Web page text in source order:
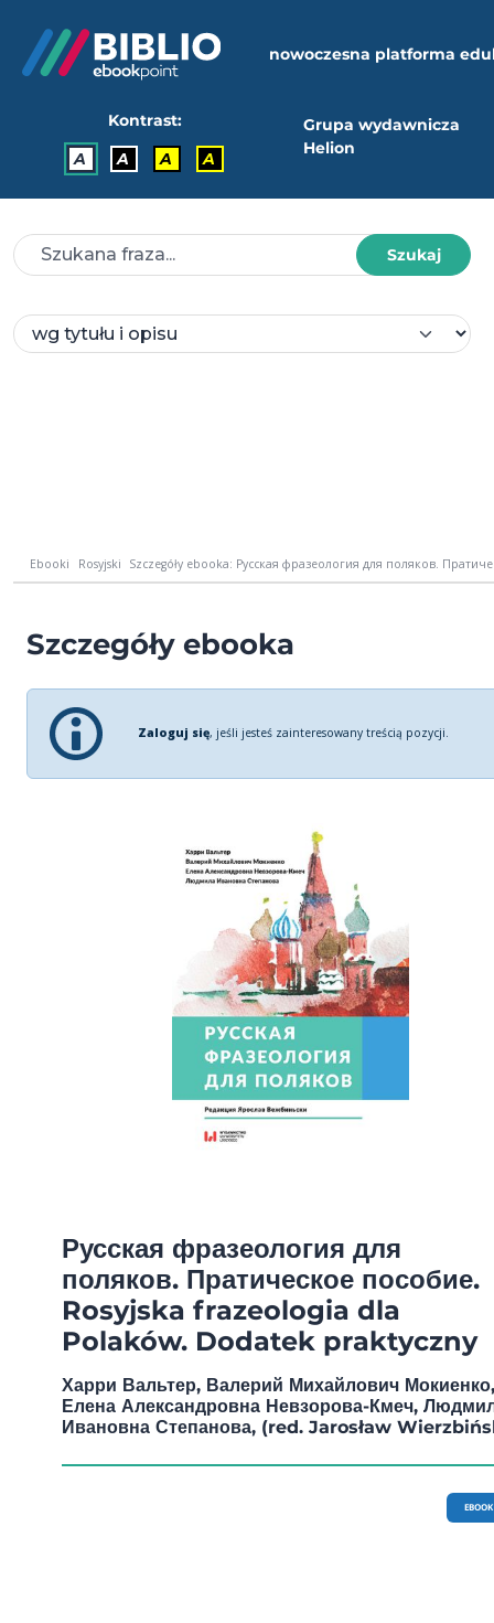
nowoczesna platforma
Kontrast:
A
A A A
Grupa wydawnicza
Helion
Szukaj
Ebooki Rosyjski Szczegóły ebooka: Русская фразеология для поляков.
Szczegóły ebooka
Zaloguj się, jeśli jesteś zainteresowany treścią pozycji.
Русская фразеология для
поляков. Пратическое пособие.
Rosyjska frazeologia dla
Polaków. Dodatek praktyczny
Харри Вальтер, Валерий Михайлович Мокиенко,
Елена Александровна Невзорова-Кмеч,
Ивановна Степанова, (red. Jarosław
EBOOK